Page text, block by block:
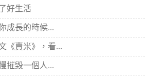
好生活
成長的時候...
《賣米》，看...
摧毀一個人...